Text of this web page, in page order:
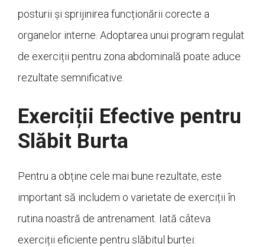
posturii și sprijinirea funcționării corecte a
organelor interne. Adoptarea unui program regulat
de exerciții pentru zona abdominală poate aduce
rezultate semnificative.
Exerciții Efective pentru
Slăbit Burta
Pentru a obține cele mai bune rezultate, este
important să includem o varietate de exerciții în
rutina noastră de antrenament. Iată câteva
exerciții eficiente pentru slăbitul burtei: